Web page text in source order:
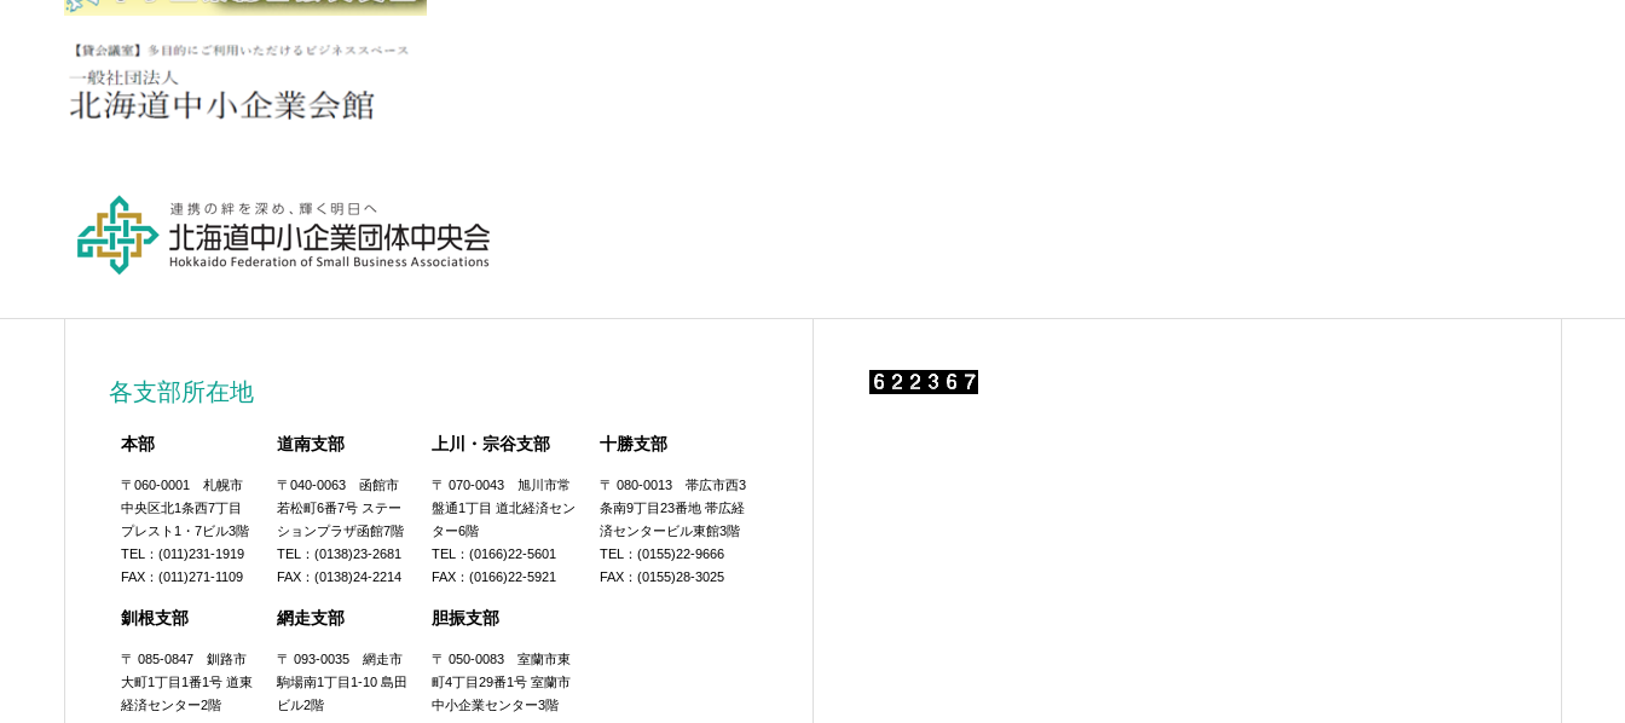
各支部所在地
本部 道南支部 上川・宗谷支部 十勝支部
〒060-0001 札幌市
中央区北1条西7丁目
プレスト1・7ビル3階
TEL：(011)231-1919
FAX：(011)271-1109
〒040-0063 函館市
若松町6番7号 ステー
ションプラザ函館7階
TEL：(0138)23-2681
FAX：(0138)24-2214
〒 070-0043 旭川市常
盤通1丁目 道北経済セン
ター6階
TEL：(0166)22-5601
FAX：(0166)22-5921
〒 080-0013 帯広市西3
条南9丁目23番地 帯広経
済センタービル東館3階
TEL：(0155)22-9666
FAX：(0155)28-3025
釧根支部 網走支部 胆振支部
〒 085-0847 釧路市
大町1丁目1番1号 道東
経済センター2階
〒 093-0035 網走市
駒場南1丁目1-10 島田
ビル2階
〒 050-0083 室蘭市東
町4丁目29番1号 室蘭市
中小企業センター3階